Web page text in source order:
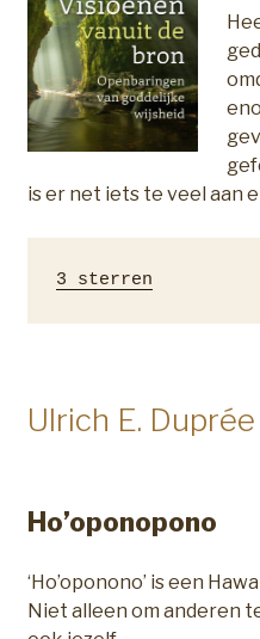
is er net iets te veel aan
3 sterren
Ulrich E. Duprée
Ho’oponopono
‘Ho’oponono’ is een
Niet alleen om anderen